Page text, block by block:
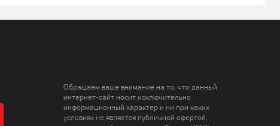
Обращаем ваше внимание на то, что данный
интернет-сайт носит исключительно
информационный характер и ни при каких
условиях не является публичной офертой,